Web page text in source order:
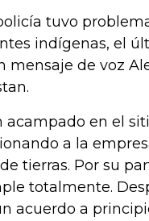
tuvo
indígenas, el
mensaje de voz
en el
a la
tierras. Por su
totalmente.
acuerdo a